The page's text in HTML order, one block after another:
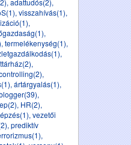
, adattudós(2),
, visszahívás(1),
,
,
, termelékenység(1),
,
,
,
, ártárgyalás(1),
,
, HR(2),
, vezetői
, prediktív
,